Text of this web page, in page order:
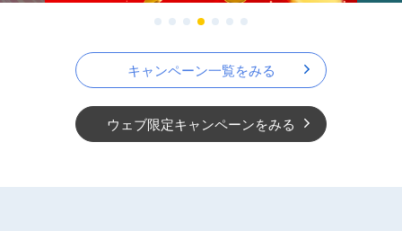
キャンペーン一覧をみる
ウェブ限定キャンペーンをみる